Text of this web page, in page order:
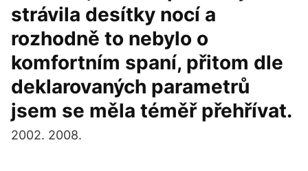
strávila desítky nocí a
rozhodně to nebylo o
komfortním spaní, přitom dle
deklarovaných parametrů
jsem se měla téměř přehřívat.
2002. 2008.